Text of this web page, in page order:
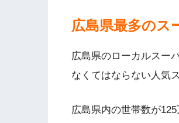
広島県最多のス
広島県のローカルスー
なくてはならない人気
広島県内の世帯数が